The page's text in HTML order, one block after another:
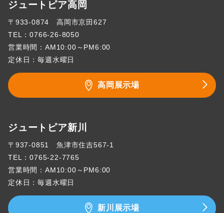
ジュートピア高岡
〒933-0874 高岡市京田627
TEL：0766-26-8050
営業時間：AM10:00～PM6:00
定休日：毎週水曜日
高岡展示場
ジュートピア新川
〒937-0851 魚津市住吉567-1
TEL：0765-22-7765
営業時間：AM10:00～PM6:00
定休日：毎週水曜日
新川展示場